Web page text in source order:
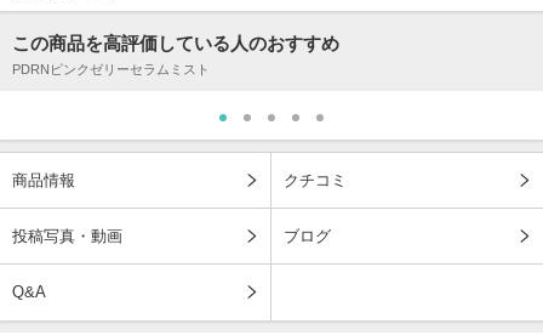
この商品を高評価している人のおすすめ
PDRNピンクゼリーセラムミスト
商品情報 クチコミ
投稿写真・動画 ブログ
Q&A